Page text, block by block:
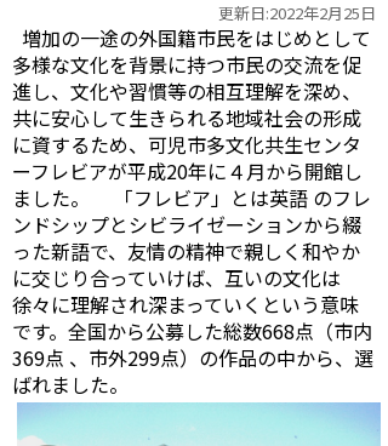
更新日:2022年2月25日
増加の一途の外国籍市民をはじめとして
多様な文化を背景に持つ市民の交流を促
進し、文化や習慣等の相互理解を深め、
共に安心して生きられる地域社会の形成
に資するため、可児市多文化共生センタ
ーフレビアが平成20年に４月から開館し
ました。 「フレビア」とは英語 のフレ
ンドシップとシビライゼーションから綴
った新語で、友情の精神で親しく和やか
に交じり合っていけば、互いの文化は
徐々に理解され深まっていくという意味
です。全国から公募した総数668点（市内
369点 、市外299点）の作品の中から、選
ばれました。